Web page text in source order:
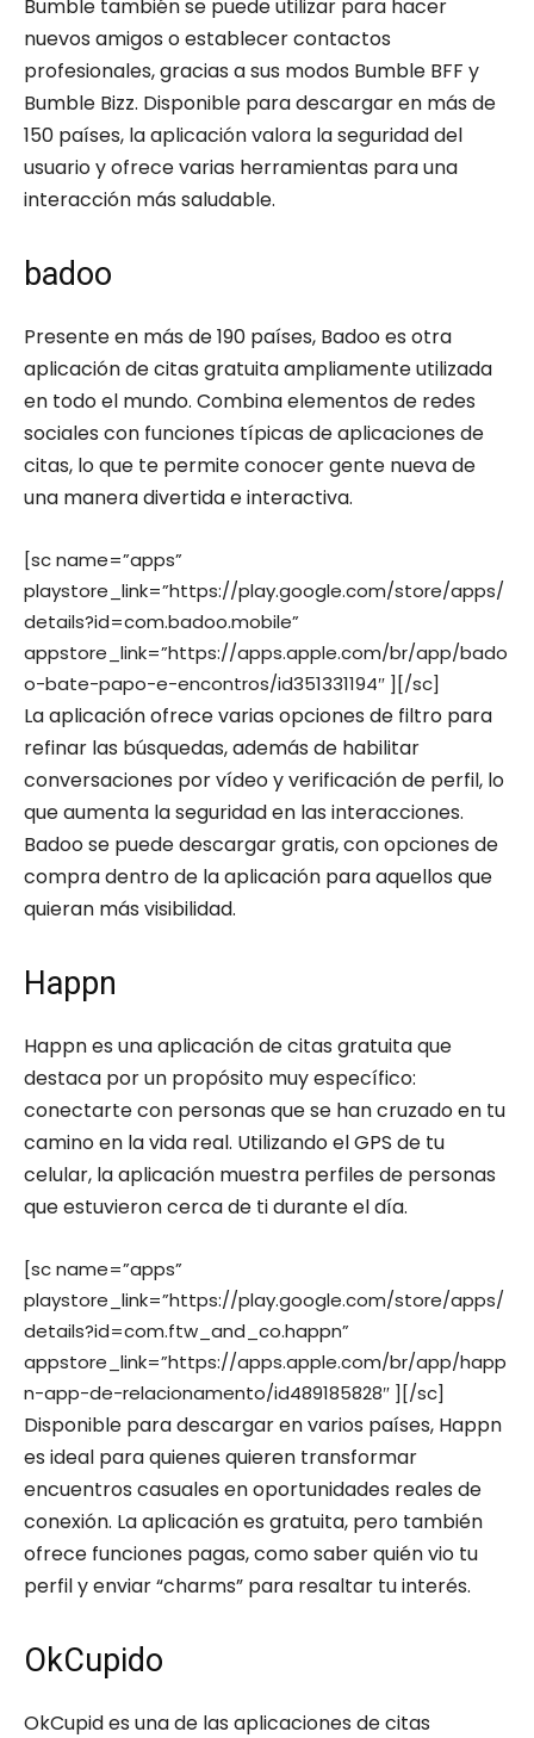
Bumble también se puede utilizar para hacer
nuevos amigos o establecer contactos
profesionales, gracias a sus modos Bumble BFF y
Bumble Bizz. Disponible para descargar en más de
150 países, la aplicación valora la seguridad del
usuario y ofrece varias herramientas para una
interacción más saludable.
badoo
Presente en más de 190 países, Badoo es otra
aplicación de citas gratuita ampliamente utilizada
en todo el mundo. Combina elementos de redes
sociales con funciones típicas de aplicaciones de
citas, lo que te permite conocer gente nueva de
una manera divertida e interactiva.
[sc name=”apps”
playstore_link=”https://play.google.com/store/apps/
details?id=com.badoo.mobile”
appstore_link=”https://apps.apple.com/br/app/bado
o-bate-papo-e-encontros/id351331194″ ][/sc]
La aplicación ofrece varias opciones de filtro para
refinar las búsquedas, además de habilitar
conversaciones por vídeo y verificación de perfil, lo
que aumenta la seguridad en las interacciones.
Badoo se puede descargar gratis, con opciones de
compra dentro de la aplicación para aquellos que
quieran más visibilidad.
Happn
Happn es una aplicación de citas gratuita que
destaca por un propósito muy específico:
conectarte con personas que se han cruzado en tu
camino en la vida real. Utilizando el GPS de tu
celular, la aplicación muestra perfiles de personas
que estuvieron cerca de ti durante el día.
[sc name=”apps”
playstore_link=”https://play.google.com/store/apps/
details?id=com.ftw_and_co.happn”
appstore_link=”https://apps.apple.com/br/app/happ
n-app-de-relacionamento/id489185828″ ][/sc]
Disponible para descargar en varios países, Happn
es ideal para quienes quieren transformar
encuentros casuales en oportunidades reales de
conexión. La aplicación es gratuita, pero también
ofrece funciones pagas, como saber quién vio tu
perfil y enviar “charms” para resaltar tu interés.
OkCupido
OkCupid es una de las aplicaciones de citas